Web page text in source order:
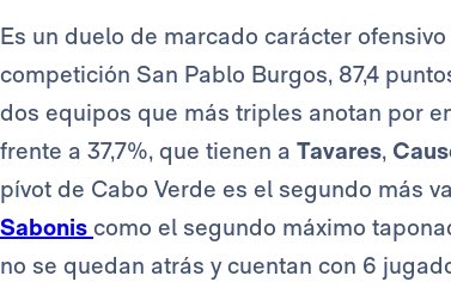
Es un duelo de marcado carácter
competición San Pablo Burgos, 87,4
dos equipos que más triples anotan por
frente a 37,7%, que tienen a Tavares,
pívot de Cabo Verde es el segundo más
Sabonis como el segundo máximo
no se quedan atrás y cuentan con 6